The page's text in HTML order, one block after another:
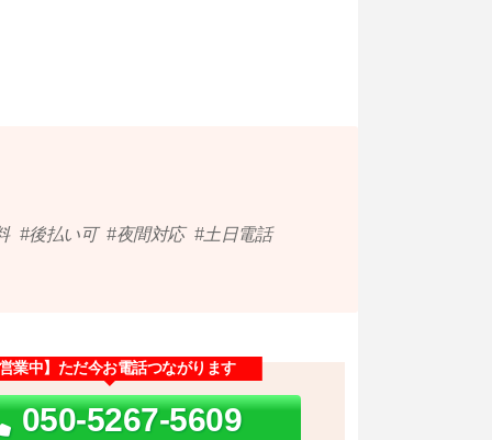
後払い可 夜間対応 土日電話
業中】ただ今お電話つながります
050-5267-5609